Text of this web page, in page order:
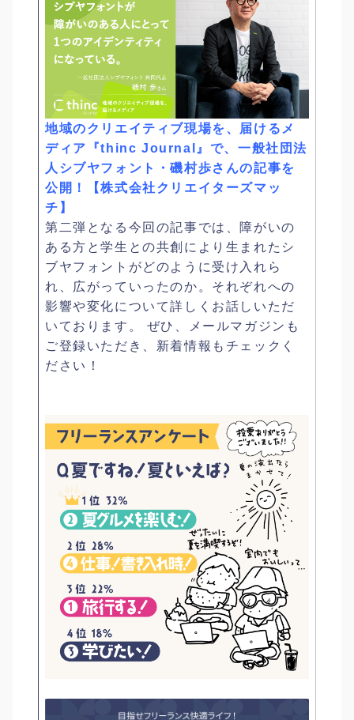
地域のクリエイティブ現場を、届けるメ
ディア『thinc Journal』で、一般社団法
人シブヤフォント・磯村歩さんの記事を
公開！【株式会社クリエイターズマッ
チ】
第二弾となる今回の記事では、障がいの
ある方と学生との共創により生まれたシ
ブヤフォントがどのように受け入れら
れ、広がっていったのか。それぞれへの
影響や変化について詳しくお話しいただ
いております。 ぜひ、メールマガジンも
ご登録いただき、新着情報もチェックく
ださい！